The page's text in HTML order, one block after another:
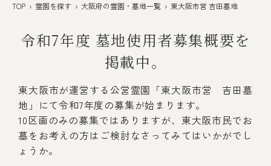
TOP › 霊園を探す › 大阪府の霊園・墓地一覧 › 東大阪市営 吉田墓地
令和7年度 墓地使用者募集概要を
掲載中。
東大阪市が運営する公営霊園「東大阪市営 吉田墓
地」にて令和7年度の募集が始まります。
10区画のみの募集ではありますが、東大阪市民でお
墓をお考えの方はご検討なさってみてはいかがでし
ょうか。